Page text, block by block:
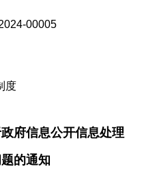
00005
度
府信息公开信息处理
的通知